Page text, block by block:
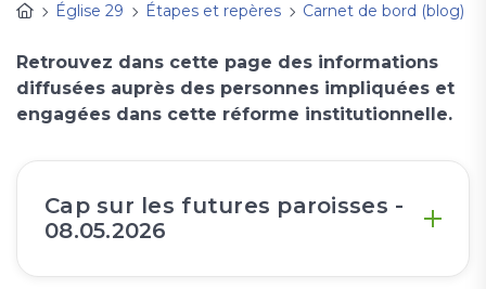
Église 29
Étapes et repères Carnet de bord (blog)
Retrouvez dans cette page des informations
diffusées auprès des personnes impliquées et
engagées dans cette réforme institutionnelle.
Cap sur les futures paroisses -
08.05.2026